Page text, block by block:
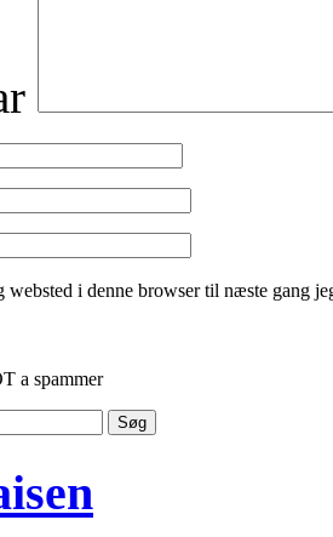
i denne browser til næste gang
a spammer